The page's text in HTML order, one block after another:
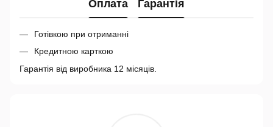
Оплата Гарантія
Готівкою при отриманні
Кредитною карткою
Гарантія від виробника 12 місяців.